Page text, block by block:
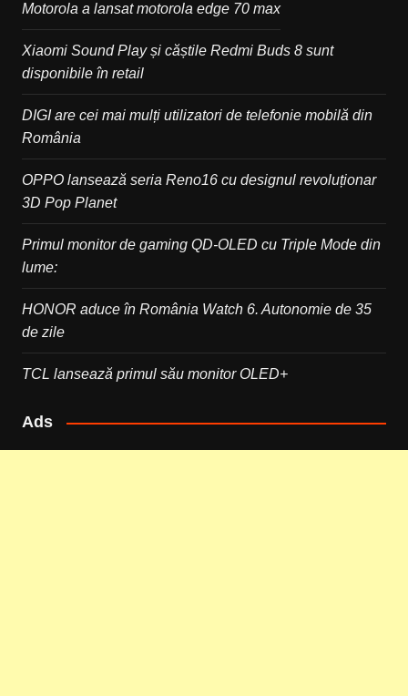
Motorola a lansat motorola edge 70 max
Xiaomi Sound Play și căștile Redmi Buds 8 sunt
disponibile în retail
DIGI are cei mai mulți utilizatori de telefonie mobilă din
România
OPPO lansează seria Reno16 cu designul revoluționar
3D Pop Planet
Primul monitor de gaming QD-OLED cu Triple Mode din
lume:
HONOR aduce în România Watch 6. Autonomie de 35
de zile
TCL lansează primul său monitor OLED+
Ads